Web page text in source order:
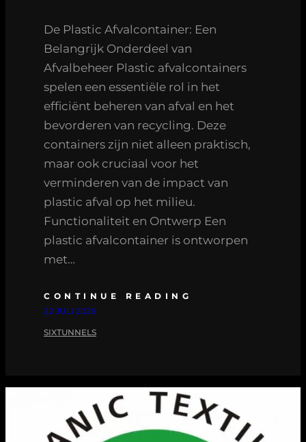
De Plastic Afvalcontainer: Een
Belangrijk Onderdeel van
Afvalbeheer Plastic afvalcontainers
spelen een essentiële rol in het
efficiënt beheren van afval en het
bevorderen van recycling. Deze
containers zijn niet alleen praktisch,
maar ook cruciaal voor het
verminderen van de impact van
plastic afval op het milieu.
Functionaliteit en Ontwerp Een
plastic afvalcontainer is ontworpen
met…
CONTINUE READING
22 JULI 2026
SIXTUNNELS